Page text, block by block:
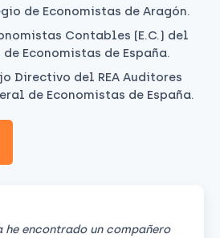
de Economistas de Aragón.
Contables (E.C.) del
Economistas de España.
Directivo del REA Auditores
de Economistas de España.
he encontrado un compañero